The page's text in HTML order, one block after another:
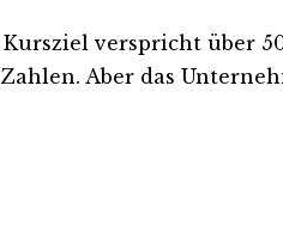
verspricht über
Aber das